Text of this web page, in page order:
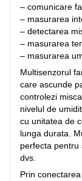
– comunicare
– masurarea
– detectarea
– masurarea
– masurarea
Multisenzorul
care ascunde
controlezi
nivelul de
cu unitatea de
lunga durata.
perfecta pentru
dvs.
Prin